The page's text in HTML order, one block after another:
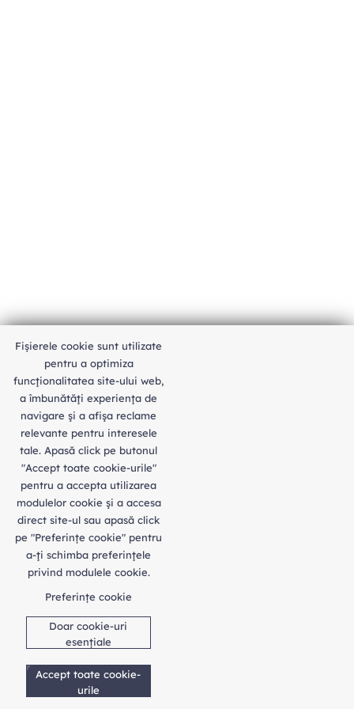
An unexpected error has occurred
Fișierele cookie sunt utilizate
pentru a optimiza
funcţionalitatea site-ului web,
a îmbunătăţi experienţa de
navigare şi a afişa reclame
relevante pentru interesele
tale. Apasă click pe butonul
"Accept toate cookie-urile"
pentru a accepta utilizarea
modulelor cookie şi a accesa
direct site-ul sau apasă click
pe "Preferințe cookie" pentru
a-ţi schimba preferinţele
privind modulele cookie.
Preferințe cookie
Doar cookie-uri
esențiale
Accept toate cookie-
urile